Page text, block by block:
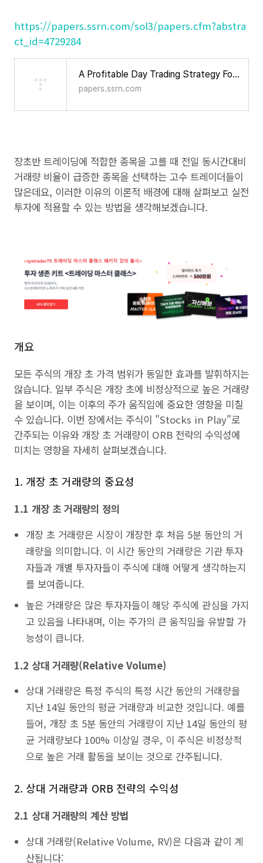
https://papers.ssrn.com/sol3/papers.cfm?abstra
ct_id=4729284
A Profitable Day Trading Strategy For The U.S. Equity Market
papers.ssrn.com
장초반 트레이딩에 적합한 종목을 고를 때 전일 동시간대비
거래량 비율이 급증한 종목을 선택하는 고수 트레이더들이
많은데요, 이러한 이유의 이론적 배경에 대해 살펴보고 실전
투자에 적용할 수 있는 방법을 생각해보겠습니다.
개요
모든 주식의 개장 초 가격 범위가 동일한 효과를 발휘하지는
않습니다. 일부 주식은 개장 초에 비정상적으로 높은 거래량
을 보이며, 이는 이후의 주가 움직임에 중요한 영향을 미칠
수 있습니다. 이번 장에서는 주식이 "Stocks in Play"로
간주되는 이유와 개장 초 거래량이 ORB 전략의 수익성에
미치는 영향을 자세히 살펴보겠습니다.
1. 개장 초 거래량의 중요성
1.1 개장 초 거래량의 정의
개장 초 거래량은 시장이 개장한 후 처음 5분 동안의 거
래량을 의미합니다. 이 시간 동안의 거래량은 기관 투자
자들과 개별 투자자들이 주식에 대해 어떻게 생각하는지
를 보여줍니다.
높은 거래량은 많은 투자자들이 해당 주식에 관심을 가지
고 있음을 나타내며, 이는 주가의 큰 움직임을 유발할 가
능성이 큽니다.
1.2 상대 거래량(Relative Volume)
상대 거래량은 특정 주식의 특정 시간 동안의 거래량을
지난 14일 동안의 평균 거래량과 비교한 것입니다. 예를
들어, 개장 초 5분 동안의 거래량이 지난 14일 동안의 평
균 거래량보다 100% 이상일 경우, 이 주식은 비정상적
으로 높은 거래 활동을 보이는 것으로 간주됩니다.
2. 상대 거래량과 ORB 전략의 수익성
2.1 상대 거래량의 계산 방법
상대 거래량(Relative Volume, RV)은 다음과 같이 계
산됩니다: